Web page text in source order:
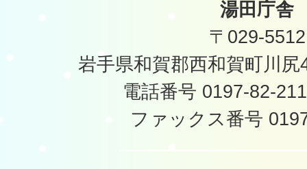
湯田庁舎
〒029-5512
岩手県和賀郡西和賀町川
電話番号 0197-82-
ファックス番号